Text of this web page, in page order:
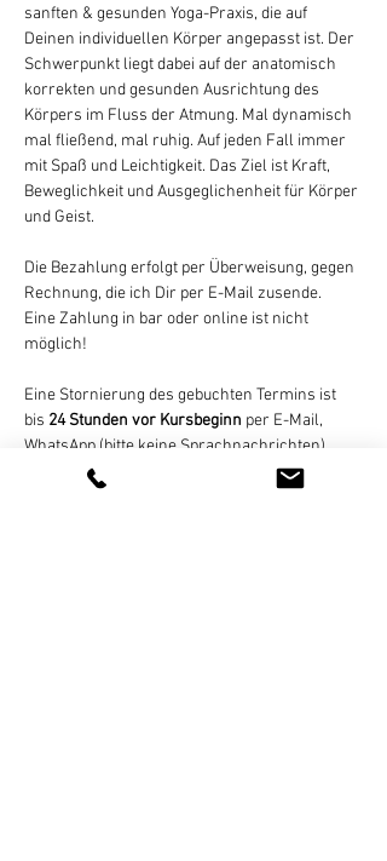
sanften & gesunden Yoga-Praxis, die auf
Deinen individuellen Körper angepasst ist. Der
Schwerpunkt liegt dabei auf der anatomisch
korrekten und gesunden Ausrichtung des
Körpers im Fluss der Atmung. Mal dynamisch
mal fließend, mal ruhig. Auf jeden Fall immer
mit Spaß und Leichtigkeit. Das Ziel ist Kraft,
Beweglichkeit und Ausgeglichenheit für Körper
und Geist.
Die Bezahlung erfolgt per Überweisung, gegen
Rechnung, die ich Dir per E-Mail zusende.
Eine Zahlung in bar oder online ist nicht
möglich!
Eine Stornierung des gebuchten Termins ist
bis 24 Stunden vor Kursbeginn per E-Mail,
WhatsApp (bitte keine Sprachnachrichten),
SMS, oder Telefon kostenlos möglich. Bei zu